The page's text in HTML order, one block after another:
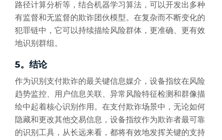
路径计算分析等，结合机器学习算法，可以开发出多种
有监督和无监督的欺诈团伙模型。在复杂而不断变化的
犯罪链中，它可以持续描绘风险群体，更准确、更有效
地识别群组。
5。结论
作为识别支付欺诈的最关键信息媒介，设备指纹在风险
趋势监控、用户信息关联、异常风险特征检测和群像描
绘中起着核心识别作用。在支付欺诈场景中，无论如何
隐藏和更改其他交易信息，设备指纹作为欺诈者最可靠
的识别工具，从长远来看，都将有效地发挥关键的支持